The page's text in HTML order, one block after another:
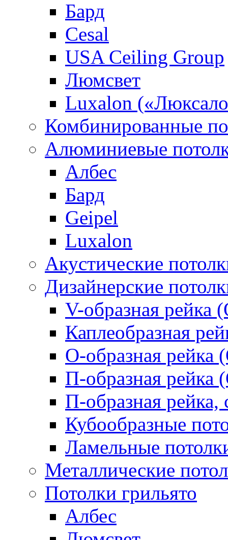
Бард
Cesal
USA Ceiling Group
Люмсвет
Luxalon
Комбинированные
Алюминиевые
Албес
Бард
Geipel
Luxalon
Акустические
Дизайнерские
V-образная рейка
Каплеобразная
О-образная рейка
П-образная рейка
П-образная
Кубообразные
Ламельные
Металлические
Потолки грильято
Албес